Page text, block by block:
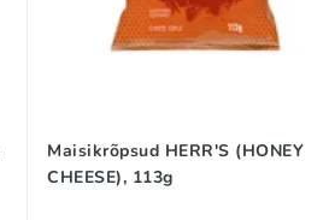
Maisikrõpsud HERR'S (HONEY
CHEESE), 113g